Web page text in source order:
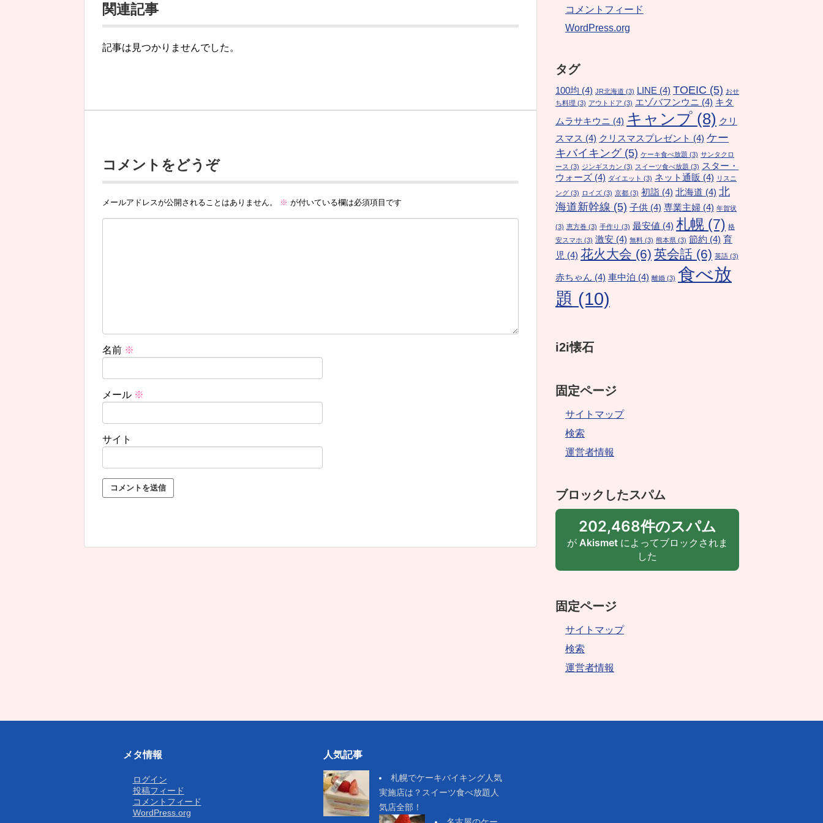
関連記事
記事は見つかりませんでした。
コメントをどうぞ
メールアドレスが公開されることはありません。 ※ が付いている欄は必須項目です
名前 ※
メール ※
サイト
コメントフィード
WordPress.org
タグ
100均 (4) JR北海道 (3) LINE (4) TOEIC (5) おせ
ち料理 (3) アウトドア (3) エゾバフンウニ (4) キタ
ムラサキウニ (4) キャンプ (8) クリ
スマス (4) クリスマスプレゼント (4) ケー
キバイキング(5) ケーキ食べ放題 (3) サンタクロ
ース (3) ジンギスカン (3) スイーツ食べ放題 (3) スター・
ウォーズ (4) ダイエット (3) ネット通販 (4) リスニ
ング (3) ロイズ (3) 京都 (3) 初詣 (4) 北海道 (4) 北
海道新幹線 (5) 子供 (4) 専業主婦 (4) 年賀状
(3) 恵方巻 (3) 手作り (3) 最安値 (4) 札幌 (7) 格
安スマホ (3) 激安 (4) 無料 (3) 熊本県 (3) 節約 (4) 育
児 (4) 花火大会 (6) 英会話 (6) 英語 (3)
赤ちゃん (4) 車中泊 (4) 離婚 (3) 食べ放
題 (10)
i2i懐石
固定ページ
サイトマップ
検索
運営者情報
ブロックしたスパム
202,468件のスパム
が Akismetによってブロックされま
した
固定ページ
サイトマップ
検索
運営者情報
メタ情報
ログイン
投稿フィード
コメントフィード
WordPress.org
人気記事
札幌でケーキバイキング人気
実施店は？スイーツ食べ放題人
気店全部！